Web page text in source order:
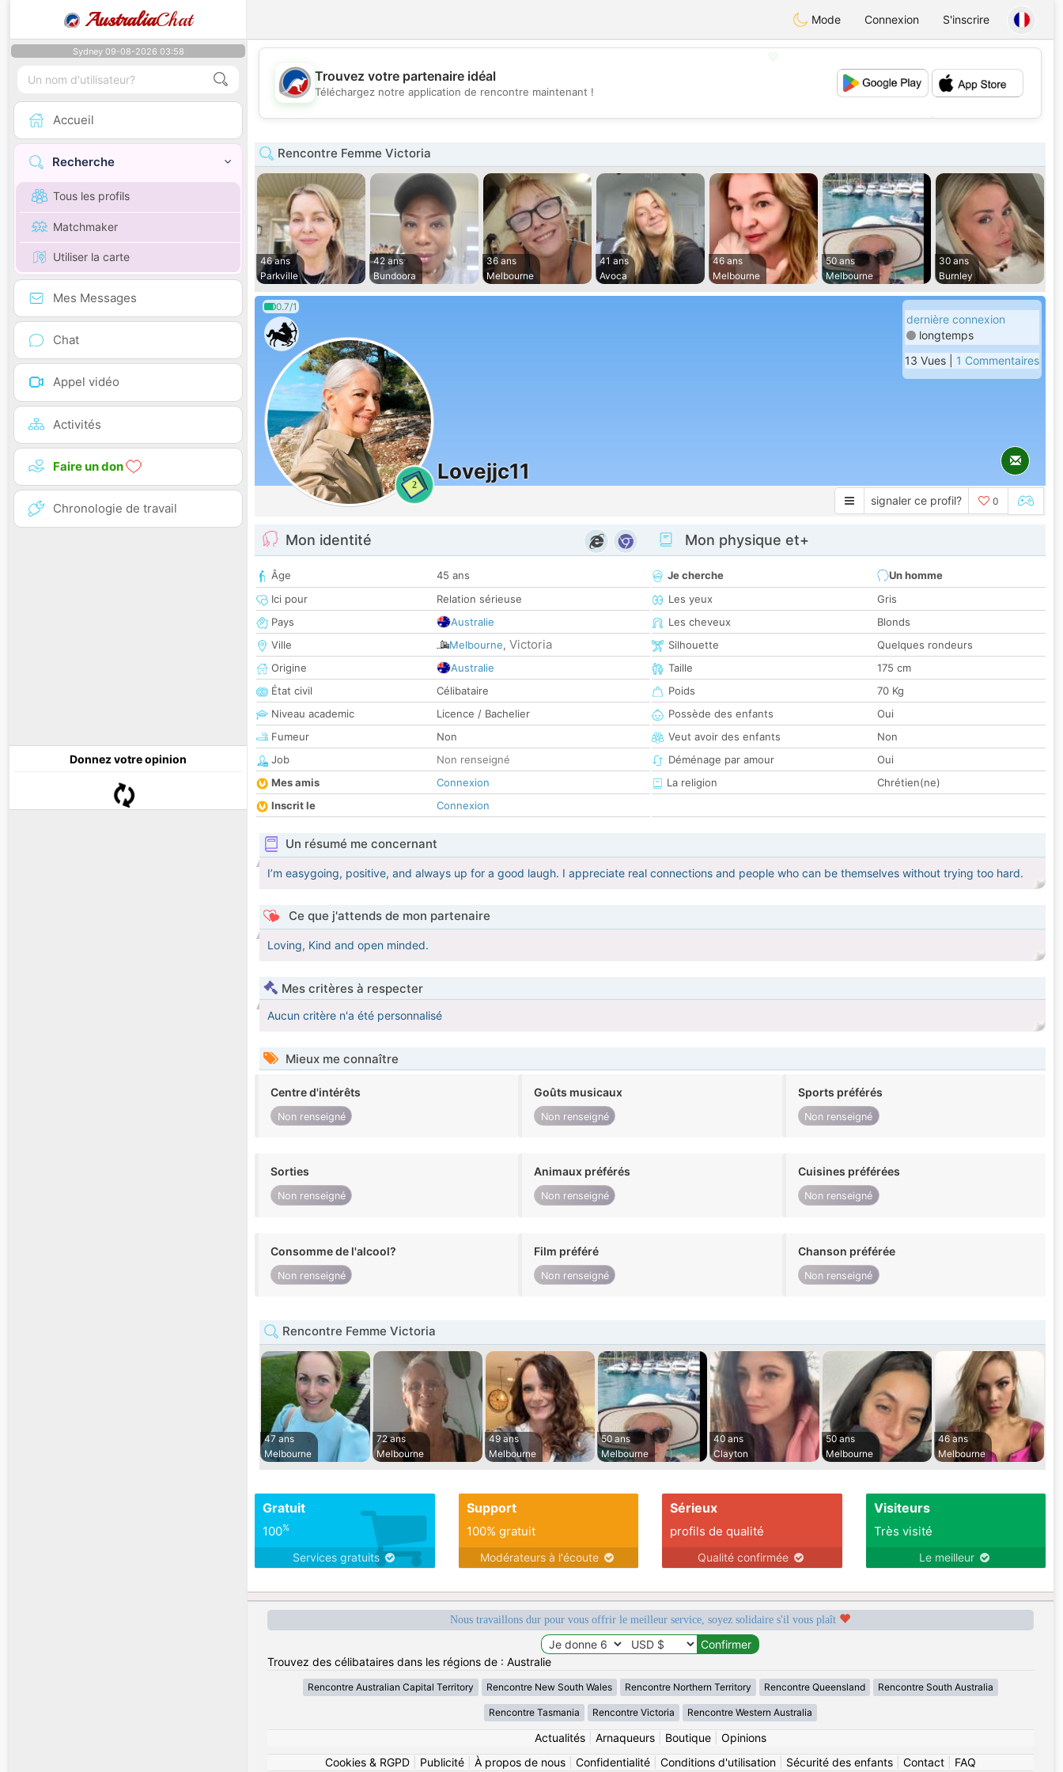
AustraliaChat Mode Connexion S'inscrire
Sydney 09-08-2026 03:58
Accueil
Recherche
Tous les profils
Matchmaker
Utiliser la carte
Mes Messages
Chat
Appel vidéo
Activités
Faire un don
Chronologie de travail
Donnez votre opinion
💕
Trouvez votre partenaire idéal
Téléchargez notre application de rencontre maintenant !
Rencontre Femme Victoria
46 ans
Parkville
42 ans
Bundoora
36 ans
Melbourne
41 ans
Avoca
46 ans
Melbourne
50 ans
Melbourne
30 ans
Burnley
0.7/1
2
Lovejjc11
dernière connexion
longtemps
13 Vues | 1 Commentaires
signaler ce profil? 0
Mon identité
Âge
45 ans
Ici pour
Relation sérieuse
Pays
Australie
Ville
Melbourne, Victoria
Origine
Australie
État civil
Célibataire
Niveau academic
Licence / Bachelier
Fumeur
Non
Job
Non renseigné
Mes amis
Connexion
Inscrit le
Connexion
Mon physique et+
Je cherche
Un homme
Les yeux
Gris
Les cheveux
Blonds
Silhouette
Quelques rondeurs
Taille
175 cm
Poids
70 Kg
Possède des enfants
Oui
Veut avoir des enfants
Non
Déménage par amour
Oui
La religion
Chrétien(ne)
Un résumé me concernant
I’m easygoing, positive, and always up for a good laugh. I appreciate real connections and people who can be themselves without trying too hard.
Ce que j'attends de mon partenaire
Loving, Kind and open minded.
Mes critères à respecter
Aucun critère n'a été personnalisé
Mieux me connaître
Centre d'intérêts
Non renseigné
Goûts musicaux
Non renseigné
Sports préférés
Non renseigné
Sorties
Non renseigné
Animaux préférés
Non renseigné
Cuisines préférées
Non renseigné
Consomme de l'alcool?
Non renseigné
Film préféré
Non renseigné
Chanson préférée
Non renseigné
Rencontre Femme Victoria
47 ans
Melbourne
72 ans
Melbourne
49 ans
Melbourne
50 ans
Melbourne
40 ans
Clayton
50 ans
Melbourne
46 ans
Melbourne
Gratuit
100%
Services gratuits
Support
100% gratuit
Modérateurs à l'écoute
Sérieux
profils de qualité
Qualité confirmée
Visiteurs
Très visité
Le meilleur
Nous travaillons dur pour vous offrir le meilleur service, soyez solidaire s'il vous plaît
Trouvez des célibataires dans les régions de : Australie
Rencontre Australian Capital Territory Rencontre New South Wales Rencontre Northern Territory Rencontre Queensland Rencontre South Australia
Rencontre Tasmania Rencontre Victoria Rencontre Western Australia
Actualités| Arnaqueurs| Boutique| Opinions
Cookies & RGPD| Publicité| À propos de nous| Confidentialité| Conditions d'utilisation| Sécurité des enfants| Contact| FAQ